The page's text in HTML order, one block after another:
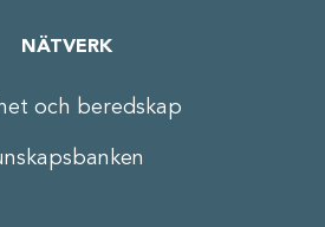
NÄTVERK
och beredskap